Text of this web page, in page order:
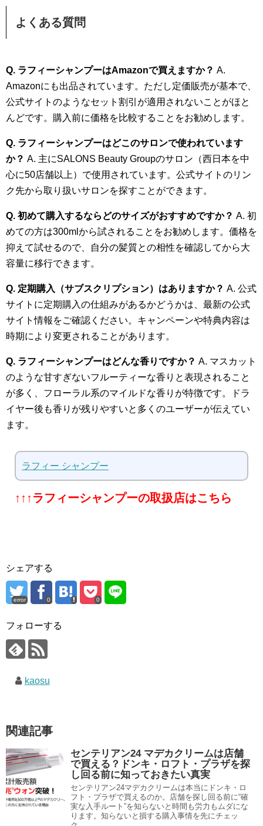
よくある質問
Q. ラフィーシャンプーはAmazonで買えますか？ A.
Amazonにも出品されています。ただし定価販売が基本で、
公式サイトのようなセット割引が適用されないことがほと
んどです。購入前に価格を比較することをお勧めします。
Q. ラフィーシャンプーはどこのサロンで使われています
か？ A. 主にSALONS Beauty Groupのサロン（西日本を中
心に50店舗以上）で使用されています。公式サイトのリン
ク先から取り扱いサロンを探すことができます。
Q. 初めて購入するならどのサイズがおすすめですか？ A. 初
めての方は300mlから試されることをお勧めします。価格を
抑えて試せるので、自分の髪質との相性を確認してから大
容量に移行できます。
Q. 定期購入（サブスクリプション）はありますか？ A. 公式
サイトに定期購入の仕組みがあるかどうかは、最新の公式
サイト情報をご確認ください。キャンペーンや特典内容は
時期により変更されることがあります。
Q. ラフィーシャンプーはどんな香りですか？ A. マスカット
のような甘すぎないフルーティーな香りと表現されること
が多く、フローラル系のマイルドな香りが特徴です。ドラ
イヤー後も香りが残りやすいと多くのユーザーが伝えてい
ます。
ラフィー シャンプー
↑↑↑ラフィーシャンプーの取扱店はこちら
シェアする
error 0 0
フォローする
kaosu
関連記事
センテリアン24 マデカクリームは店舗
で買える？ドンキ・ロフト・プラザを探
し回る前に知っておきたい真実
センテリアン24マデカクリームは本当にドンキ・ロ
フト・プラザで買えるのか。店舗を探し回る前に“確
実な入手ルート”を知らないと時間も労力もムダにな
ります。知らないと損する購入事情を先にチェッ